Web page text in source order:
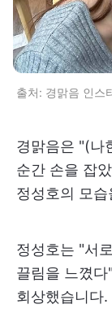
출처: 경맑음 인스
경맑음은 "(나
순간 손을 잡
정성호의 모
정성호는 "서
끌림을 느꼈
회상했습니다.